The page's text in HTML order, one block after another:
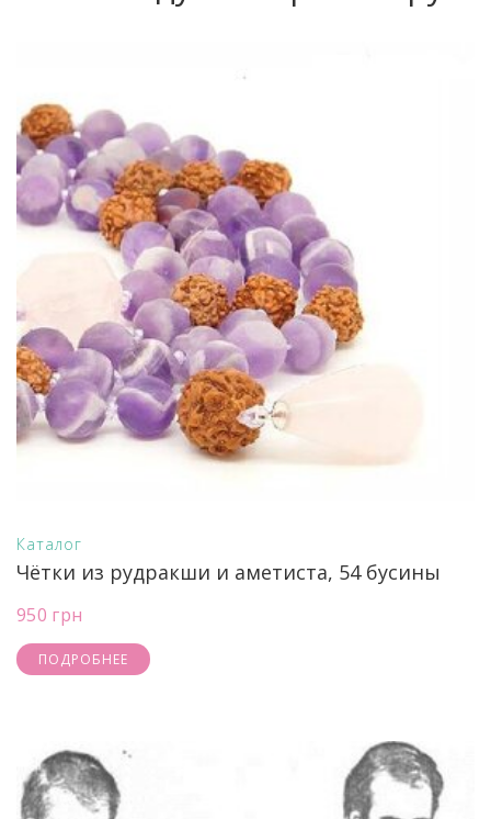
Каталог
Чётки из рудракши и аметиста, 54 бусины
950 грн
ПОДРОБНЕЕ